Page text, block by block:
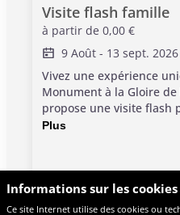
Visite flash famille
à partir de 0,00 €
9 Août - 13 sept. 2026
Vivez une expérience
Monument à la Gloire de
propose une visite flash
et les enfants dès 10
courage des résistants
Guerre mondiale. Sa
grands à découvrir un
La visite permet
Plus
Informations sur les
Ce site Internet utilise des cookies ou